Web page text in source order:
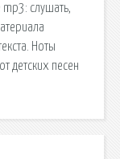
слушать,
Ноты
детских песен